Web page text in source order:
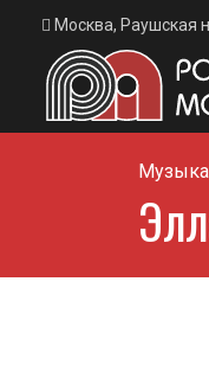
Москва, Раушская